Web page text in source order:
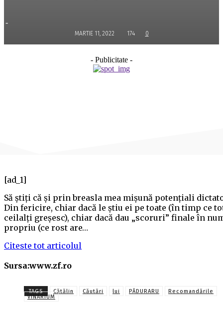
-
MARTIE 11, 2022 174 0
- Publicitate -
[ad_1]
Să ştiţi că şi prin breasla mea mişună potenţiali
Din fericire, chiar dacă le ştiu ei pe toate (în timp ce
ceilalţi greşesc), chiar dacă dau „scoruri” finale în
propriu (ce rost are…
Citeste tot articolul
Sursa:www.zf.ro
TAGS Cătălin Căutări lui PĂDURARU
Recomandările
VINARIUM